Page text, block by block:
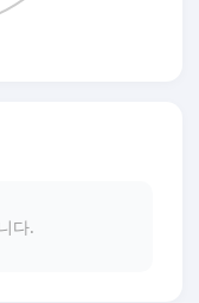
다.